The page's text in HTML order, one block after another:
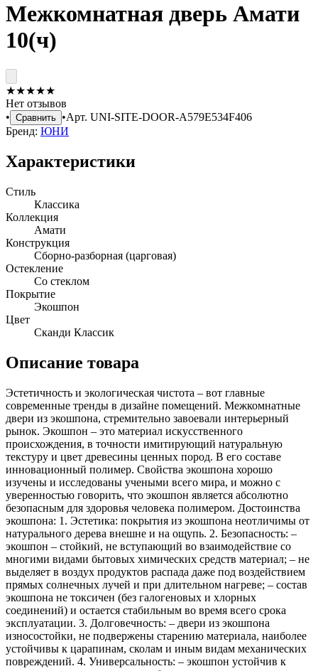
Межкомнатная дверь Амати
10(ч)
★★★★★
Нет отзывов
• Сравнить •Арт. UNI-SITE-DOOR-A579E534F406
Бренд: ЮНИ
Характеристики
Стиль
Классика
Коллекция
Амати
Конструкция
Сборно-разборная (царговая)
Остекление
Со стеклом
Покрытие
Экошпон
Цвет
Сканди Классик
Описание товара
Эстетичность и экологическая чистота – вот главные
современные тренды в дизайне помещений. Межкомнатные
двери из экошпона, стремительно завоевали интерьерный
рынок. Экошпон – это материал искусственного
происхождения, в точности имитирующий натуральную
текстуру и цвет древесины ценных пород. В его составе
инновационный полимер. Свойства экошпона хорошо
изучены и исследованы учеными всего мира, и можно с
уверенностью говорить, что экошпон является абсолютно
безопасным для здоровья человека полимером. Достоинства
экошпона: 1. Эстетика: покрытия из экошпона неотличимы от
натурального дерева внешне и на ощупь. 2. Безопасность: –
экошпон – стойкий, не вступающий во взаимодействие со
многими видами бытовых химических средств материал; – не
выделяет в воздух продуктов распада даже под воздействием
прямых солнечных лучей и при длительном нагреве; – состав
экошпона не токсичен (без галогеновых и хлорных
соединений) и остается стабильным во время всего срока
эксплуатации. 3. Долговечность: – двери из экошпона
износостойки, не подвержены старению материала, наиболее
устойчивы к царапинам, сколам и иным видам механических
повреждений. 4. Универсальность: – экошпон устойчив к